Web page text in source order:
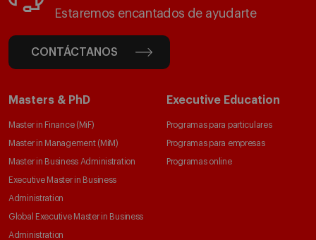
Estaremos encantados de ayudarte
CONTÁCTANOS
Masters & PhD
Master in Finance (MiF)
Master in Management (MiM)
Master in Business Administration
Executive Master in Business
Administration
Global Executive Master in Business
Administration
Executive Education
Programas para particulares
Programas para empresas
Programas online